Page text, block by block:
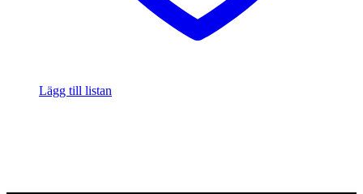
Lägg till listan